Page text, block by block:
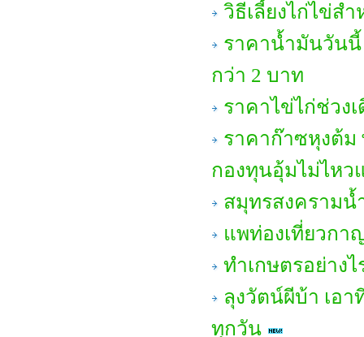
วิธีเลี้ยงไก่ไข่ส
ราคาน้ำมันวันนี้
กว่า 2 บาท
ราคาไข่ไก่ช่วง
ราคาก๊าซหุงต้ม
กองทุนอุ้มไม่ไหว
สมุทรสงคราม
แพท่องเที่ยวกา
ทำเกษตรอย่าง
ลุงวัตน์ผีบ้า เอ
ทุกวัน